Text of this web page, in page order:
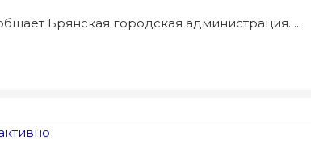
Брянская городская администрация. ...